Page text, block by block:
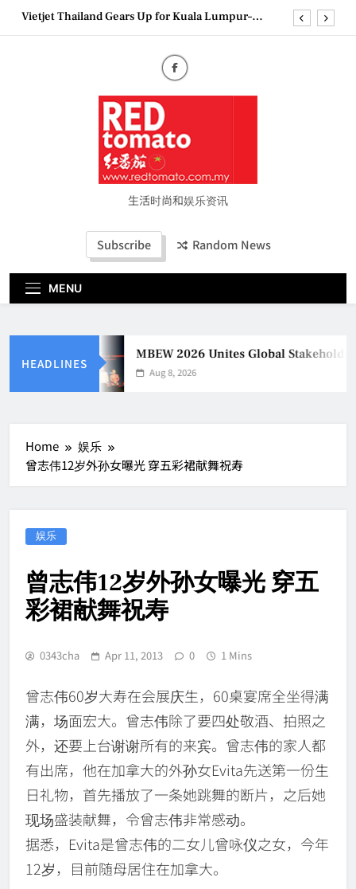
SkipVietjet Thailand Gears Up for Kuala Lumpur–
Couture Fashion Week Malaysia 2026– Press
MBEW 2026 Unites Global Stakeholders to Shape
the Future of Business Events
Vietjet Thailand Gears Up for Kuala Lumpur–
Bangkok Service Launch on9 October
Epson reinvents affordable printing with next-
generation EcoTank Series生活时尚和娱乐资讯
Subscribe Random News
MENU
HEADLINES
MBEW 2026 Unites Global
Aug 8, 2026
Home
娱乐
曾志伟12岁外孙女曝光 穿五彩裙献舞祝寿
娱乐
曾志伟12岁外孙女曝光 穿五
彩裙献舞祝寿
0343cha Apr 11, 2013 0 1 Mins
曾志伟60岁大寿在会展庆生，60桌宴席全坐得满
满，场面宏大。曾志伟除了要四处敬酒、拍照之
外，还要上台谢谢所有的来宾。曾志伟的家人都
有出席，他在加拿大的外孙女Evita先送第一份生
日礼物，首先播放了一条她跳舞的断片，之后她
现场盛装献舞，令曾志伟非常感动。
据悉，Evita是曾志伟的二女儿曾咏仪之女，今年
12岁，目前随母居住在加拿大。